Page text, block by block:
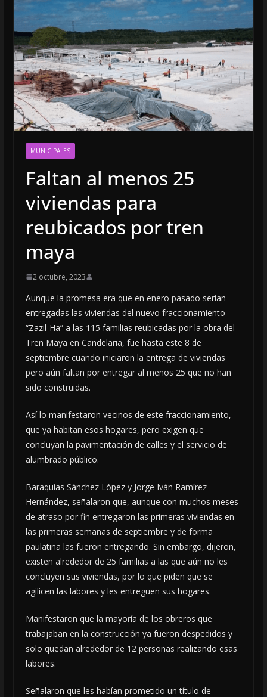
MUNICIPALES
Faltan al menos 25
viviendas para
reubicados por tren
maya
2 octubre, 2023
Aunque la promesa era que en enero pasado serían
entregadas las viviendas del nuevo fraccionamiento
“Zazil-Ha” a las 115 familias reubicadas por la obra del
Tren Maya en Candelaria, fue hasta este 8 de
septiembre cuando iniciaron la entrega de viviendas
pero aún faltan por entregar al menos 25 que no han
sido construidas.
Así lo manifestaron vecinos de este fraccionamiento,
que ya habitan esos hogares, pero exigen que
concluyan la pavimentación de calles y el servicio de
alumbrado público.
Baraquías Sánchez López y Jorge Iván Ramírez
Hernández, señalaron que, aunque con muchos meses
de atraso por fin entregaron las primeras viviendas en
las primeras semanas de septiembre y de forma
paulatina las fueron entregando. Sin embargo, dijeron,
existen alrededor de 25 familias a las que aún no les
concluyen sus viviendas, por lo que piden que se
agilicen las labores y les entreguen sus hogares.
Manifestaron que la mayoría de los obreros que
trabajaban en la construcción ya fueron despedidos y
solo quedan alrededor de 12 personas realizando esas
labores.
Señalaron que les habían prometido un título de